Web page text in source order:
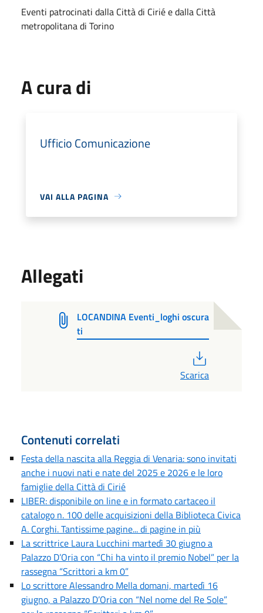
Eventi patrocinati dalla Città di Cirié e dalla Città
metropolitana di Torino
A cura di
Ufficio Comunicazione
VAI ALLA PAGINA
Allegati
LOCANDINA Eventi_loghi oscura
ti
Scarica
Contenuti correlati
Festa della nascita alla Reggia di Venaria: sono invitati
anche i nuovi nati e nate del 2025 e 2026 e le loro
famiglie della Città di Cirié
LIBER: disponibile on line e in formato cartaceo il
catalogo n. 100 delle acquisizioni della Biblioteca Civica
A. Corghi. Tantissime pagine... di pagine in più
La scrittrice Laura Lucchini martedì 30 giugno a
Palazzo D’Oria con “Chi ha vinto il premio Nobel” per la
rassegna “Scrittori a km 0”
Lo scrittore Alessandro Mella domani, martedì 16
giugno, a Palazzo D’Oria con “Nel nome del Re Sole”